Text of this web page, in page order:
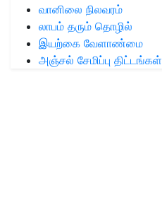
வானிலை நிலவரம்
லாபம் தரும் தொழில்
இயற்கை வேளாண்மை
அஞ்சல் சேமிப்பு திட்டங்கள்